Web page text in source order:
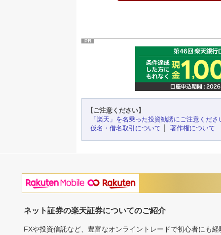
PR
【ご注意ください】
「楽天」を名乗った投資勧誘にご注意くださ
仮名・借名取引について
著作権について
ネット証券の楽天証券についてのご紹介
FXや投資信託など、豊富なオンライントレードで初心者にも